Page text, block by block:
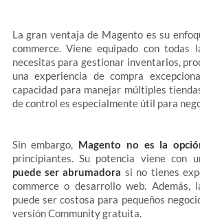
La gran ventaja de Magento es su
commerce. Viene equipado con todas
necesitas para gestionar inventarios,
una experiencia de compra
capacidad para manejar múltiples
de control es especialmente útil para
Sin embargo, Magento no es la
principiantes. Su potencia viene con
puede ser abrumadora si no tienes
commerce o desarrollo web. Además,
puede ser costosa para pequeños
versión Community gratuita.